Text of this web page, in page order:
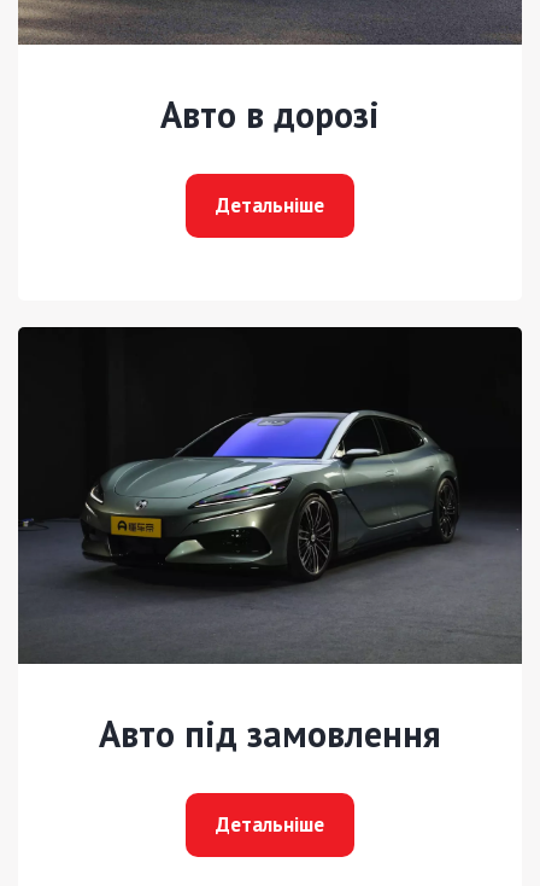
Авто в дорозі
Детальніше
Авто під замовлення
Детальніше